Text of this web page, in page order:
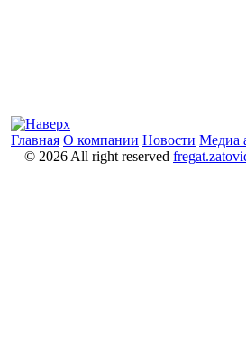
Главная О компании Новости Медиа
© 2026 All right reserved